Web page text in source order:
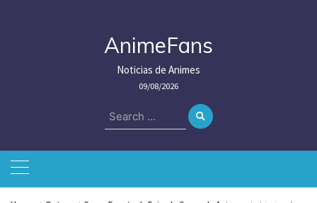
AnimeFans
Noticias de Animes
09/08/2026
Search
for: